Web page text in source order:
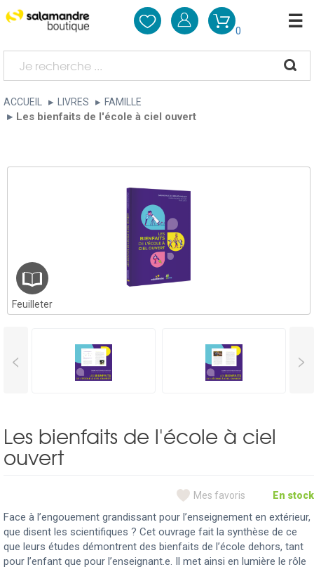
0
ACCUEIL LIVRES FAMILLE
Les bienfaits de l'école à ciel ouvert
Feuilleter
< >
Les bienfaits de l'école à ciel
ouvert
Mes favoris En stock
Face à l’engouement grandissant pour l’enseignement en extérieur,
que disent les scientifiques ? Cet ouvrage fait la synthèse de ce
que leurs études démontrent des bienfaits de l’école dehors, tant
pour l’enfant que pour l’enseignant.e. Il met ainsi en lumière le rôle